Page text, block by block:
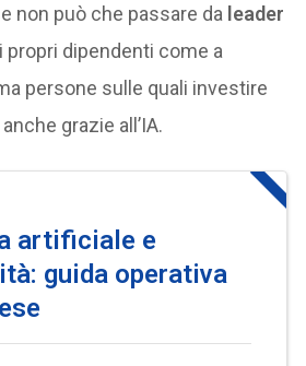
non può che passare da leader
propri dipendenti come a
persone sulle quali investire
grazie all’IA.
artificiale e
guida operativa